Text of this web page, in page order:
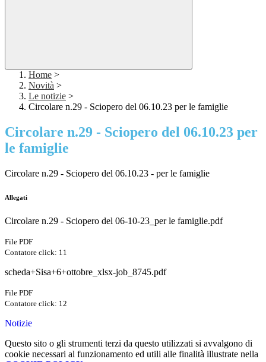
Home >
Novità >
Le notizie >
Circolare n.29 - Sciopero del 06.10.23 per le famiglie
Circolare n.29 - Sciopero del 06.10.23 per
le famiglie
Circolare n.29 - Sciopero del 06.10.23 - per le famiglie
Allegati
Circolare n.29 - Sciopero del 06-10-23_per le famiglie.pdf
File PDF
Contatore click: 11
scheda+Sisa+6+ottobre_xlsx-job_8745.pdf
File PDF
Contatore click: 12
Notizie
Questo sito o gli strumenti terzi da questo utilizzati si avvalgono di
cookie necessari al funzionamento ed utili alle finalità illustrate nella